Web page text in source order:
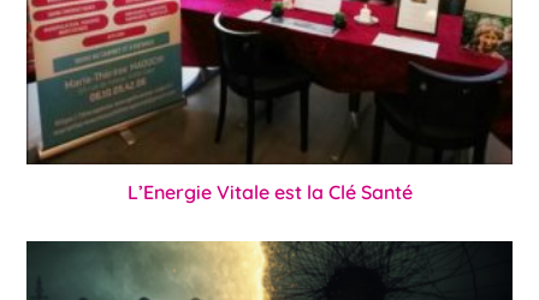
L’Energie Vitale est la Clé Santé